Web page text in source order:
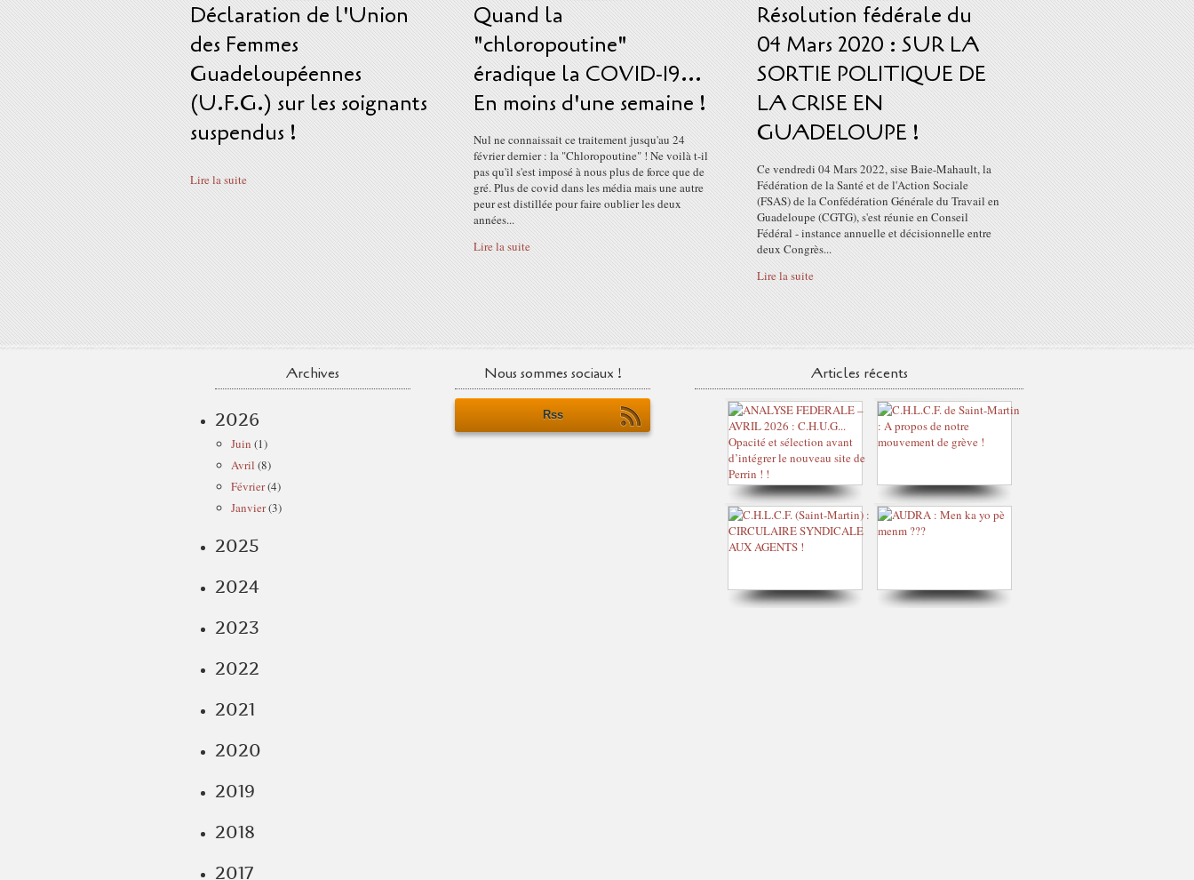
Déclaration de l'Union
des Femmes
Guadeloupéennes
(U.F.G.) sur les soignants
suspendus !
Lire la suite
Quand la
"chloropoutine"
éradique la COVID-19...
En moins d'une semaine !
Nul ne connaissait ce traitement jusqu'au 24
février dernier : la "Chloropoutine" ! Ne voilà t-il
pas qu'il s'est imposé à nous plus de force que de
gré. Plus de covid dans les média mais une autre
peur est distillée pour faire oublier les deux
années...
Lire la suite
Résolution fédérale du
04 Mars 2020 : SUR LA
SORTIE POLITIQUE DE
LA CRISE EN
GUADELOUPE !
Ce vendredi 04 Mars 2022, sise Baie-Mahault, la
Fédération de la Santé et de l'Action Sociale
(FSAS) de la Confédération Générale du Travail en
Guadeloupe (CGTG), s'est réunie en Conseil
Fédéral - instance annuelle et décisionnelle entre
deux Congrès...
Lire la suite
Archives
2026
Juin (1)
Avril (8)
Février(4)
Janvier(3)
2025
2024
2023
2022
2021
2020
2019
2018
2017
Nous sommes sociaux !
Rss
Articles récents